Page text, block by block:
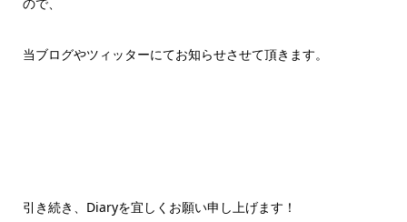
当ブログやツィッターにてお知らせさせて頂きます。
引き続き、Diaryを宜しくお願い申し上げます！